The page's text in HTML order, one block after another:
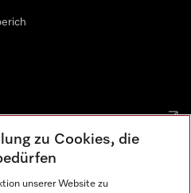
zu Cookies, die
unserer Website zu